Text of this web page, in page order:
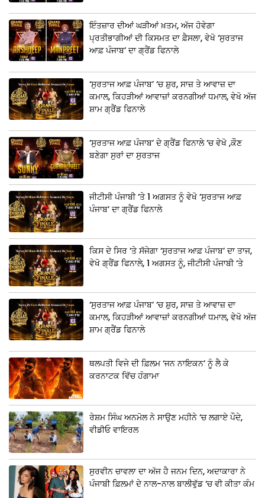
ਇੰਤਜ਼ਾਰ ਦੀਆਂ ਘੜੀਆਂ ਖ਼ਤਮ, ਅੱਜ ਹੋਵੇਗਾ
ਪ੍ਰਤੀਭਾਗੀਆਂ ਦੀ ਕਿਸਮਤ ਦਾ ਫ਼ੈਸਲਾ, ਵੇਖੋ ‘ਸੁਰਤਾਜ
ਆਫ਼ ਪੰਜਾਬ’ ਦਾ ਗ੍ਰੈਂਡ ਫਿਨਾਲੇ
‘ਸੁਰਤਾਜ ਆਫ਼ ਪੰਜਾਬ’ ‘ਚ ਸ਼ੁਰ, ਸਾਜ਼ ਤੇ ਆਵਾਜ਼ ਦਾ
ਕਮਾਲ, ਕਿਹੜੀਆਂ ਆਵਾਜ਼ਾਂ ਕਰਨਗੀਆਂ ਧਮਾਲ, ਵੇਖੋ ਅੱਜ
ਸ਼ਾਮ ਗ੍ਰੈਂਡ ਫਿਨਾਲੇ
‘ਸੁਰਤਾਜ ਆਫ਼ ਪੰਜਾਬ’ ਦੇ ਗ੍ਰੈਂਡ ਫਿਨਾਲੇ ‘ਚ ਵੇਖੋ ,ਕੌਣ
ਬਣੇਗਾ ਸੁਰਾਂ ਦਾ ਸੁਰਤਾਜ
ਜੀਟੀਸੀ ਪੰਜਾਬੀ ‘ਤੇ 1 ਅਗਸਤ ਨੂੰ ਵੇਖੋ ‘ਸੁਰਤਾਜ ਆਫ਼
ਪੰਜਾਬ’ ਦਾ ਗ੍ਰੈਂਡ ਫਿਨਾਲੇ
ਕਿਸ ਦੇ ਸਿਰ ‘ਤੇ ਸੱਜੇਗਾ ‘ਸੁਰਤਾਜ ਆਫ਼ ਪੰਜਾਬ’ ਦਾ ਤਾਜ,
ਵੇਖੋ ਗ੍ਰੈਂਡ ਫਿਨਾਲੇ, 1 ਅਗਸਤ ਨੂੰ, ਜੀਟੀਸੀ ਪੰਜਾਬੀ ‘ਤੇ
‘ਸੁਰਤਾਜ ਆਫ਼ ਪੰਜਾਬ’ ‘ਚ ਸ਼ੁਰ, ਸਾਜ਼ ਤੇ ਆਵਾਜ਼ ਦਾ
ਕਮਾਲ, ਕਿਹੜੀਆਂ ਆਵਾਜ਼ਾਂ ਕਰਨਗੀਆਂ ਧਮਾਲ, ਵੇਖੋ ਅੱਜ
ਸ਼ਾਮ ਗ੍ਰੈਂਡ ਫਿਨਾਲੇ
ਥਲਪਤੀ ਵਿਜੇ ਦੀ ਫ਼ਿਲਮ ‘ਜਨ ਨਾਇਕਨ’ ਨੂੰ ਲੈ ਕੇ
ਕਰਨਾਟਕ ਵਿੱਚ ਹੰਗਾਮਾ
ਰੇਸ਼ਮ ਸਿੰਘ ਅਨਮੋਲ ਨੇ ਸਾਉਣ ਮਹੀਨੇ ‘ਚ ਲਗਾਏ ਪੌਦੇ,
ਵੀਡੀਓ ਵਾਇਰਲ
ਸੁਰਵੀਨ ਚਾਵਲਾ ਦਾ ਅੱਜ ਹੈ ਜਨਮ ਦਿਨ, ਅਦਾਕਾਰਾ ਨੇ
ਪੰਜਾਬੀ ਫ਼ਿਲਮਾਂ ਦੇ ਨਾਲ-ਨਾਲ ਬਾਲੀਵੁੱਡ ‘ਚ ਵੀ ਕੀਤਾ ਕੰਮ